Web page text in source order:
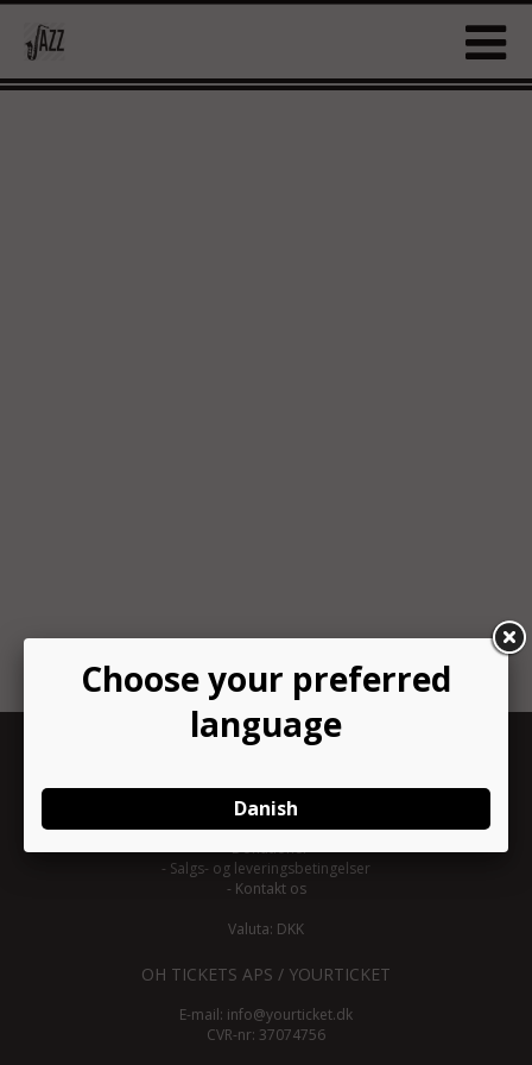
INFORMATION
-Om YourTicket
Bliv arrangør
-Arrangør login
-Donationer
- Salgs- og leveringsbetingelser
- Kontakt os
Valuta: DKK
OH TICKETS APS / YOURTICKET
E-mail: info@yourticket.dk
CVR-nr: 37074756